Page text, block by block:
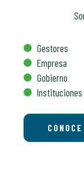
Gestores
Empresa
Gobierno
Instituciones